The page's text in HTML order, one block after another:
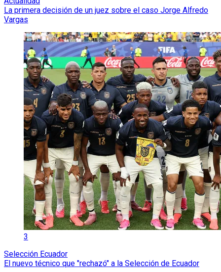
La primera decisión de un juez sobre el caso Jorge Alfredo
Vargas
3
Selección Ecuador
El nuevo técnico que "rechazó" a la Selección de Ecuador